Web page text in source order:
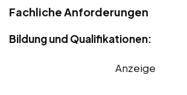
Fachliche Anforderungen
Bildung und Qualifikationen:
Anzeige